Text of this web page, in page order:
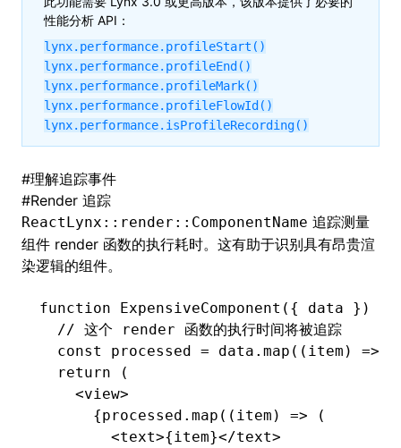
性能分析 API：
lynx.performance.profileStart()
lynx.performance.profileEnd()
lynx.performance.profileMark()
lynx.performance.profileFlowId()
lynx.performance.isProfileRecording()
#理解追踪事件
#Render 追踪
ReactLynx::render::ComponentName 追踪测量
组件 render 函数的执行耗时。这有助于识别具有昂贵渲
染逻辑的组件。
function ExpensiveComponent ({ data }) {
  // 这个 render 函数的执行时间将被追踪
  const
processed = data .map ((item) =>
  return
(
    <
view>
      {
processed .map ((item) => (
        <
text>{item}</text>